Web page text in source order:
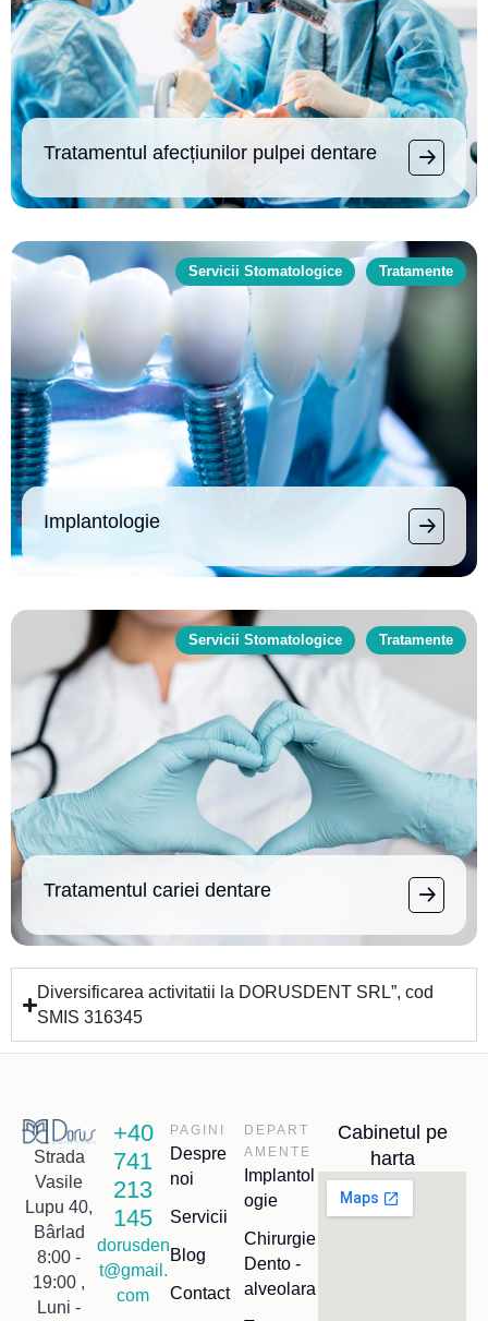
Tratamentul afecțiunilor pulpei dentare
Servicii Stomatologice Tratamente
Implantologie
Servicii Stomatologice Tratamente
Tratamentul cariei dentare
Diversificarea activitatii la DORUSDENT SRL”, cod
SMIS 316345
Strada
Vasile
Lupu 40,
Bârlad
8:00 -
19:00 ,
Luni -
+40
741
213
145
dorusden
t@gmail.
com
PAGINI
Despre
noi
Servicii
Blog
Contact
DEPART
AMENTE
Implantol
ogie
Chirurgie
Dento -
alveolara
Cabinetul pe
harta